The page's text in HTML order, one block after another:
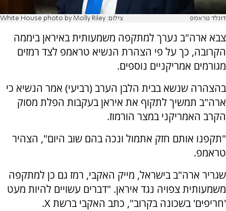
דונלד טראמפ צילום: White House photo by Molly Riley
צבא ארה"ב נערך למתקפה משמעותית באיראן ביממה
הקרובה, כך על פי הצהרת הנשיא טראמפ לצד רמזים
מגורמים אמריקניים נוספים.
בהצהרה שנשא בבית הלבן הערב (רביעי) אמר הנשיא כי
ארה"ב תמשיך לתקוף את איראן בעקבות הפלת מסוק
הקרב האמריקני במצר הורמוז.
"תקפנו אותם חזק אתמול ונכה בהם שוב היום", הצהיר
טראמפ.
שגריר ארה"ב בישראל, מייק האקבי, רמז גם כן למתקפה
משמעותית צפויה נגד איראן. "דברים עשויים להיות מעט
'חריפים' בשכונה בקרוב", כתב האקבי ברשת X.